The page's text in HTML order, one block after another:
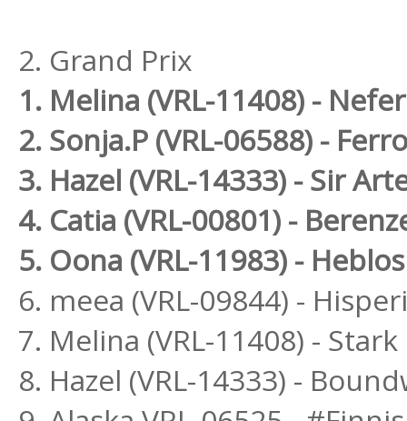
2. Grand Prix
1. Melina (VRL-11408) -
2. Sonja.P (VRL-06588) -
3. Hazel (VRL-14333) - Sir
4. Catia (VRL-00801) -
5. Oona (VRL-11983) - Heblos
6. meea (VRL-09844) -
7. Melina (VRL-11408) -
8. Hazel (VRL-14333) -